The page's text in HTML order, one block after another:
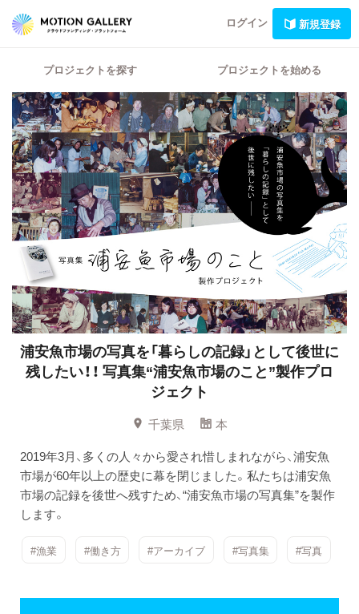
ログイン 新規登録
プロジェクトを探す プロジェクトを始める
浦安魚市場の写真を「暮らしの記録」として後世に
残したい！！ 写真集“浦安魚市場のこと”製作プロ
ジェクト
千葉県
本
2019年3月、多くの人々から愛され惜しまれながら、浦安魚
市場が60年以上の歴史に幕を閉じました。私たちは浦安魚
市場の記録を後世へ残すため、“浦安魚市場の写真集”を製作
します。
#漁業 #働き方 #アーカイブ #写真集 #写真